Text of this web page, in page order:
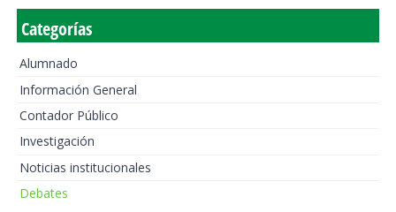
Categorías
Alumnado
Información General
Contador Público
Investigación
Noticias institucionales
Debates